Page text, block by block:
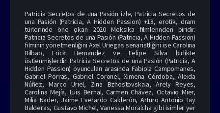
Patricia Secretos de una Pasión izle, Patricia Secretos de
una Pasión (Patricia, A Hidden Passion) +18, erotik, dram
türlerinde öne çıkan 2020 Meksika filmlerinden biridir.
Patricia Secretos de una Pasión (Patricia, A Hidden Passion)
filminin yönetmenliğini Axel Uriegas senaristliğini ise Carolina
Bilbao, Erick Hernandez ve Felipe Silva birlikte
üstlenmişlerdir. Patricia Secretos de una Pasión (Patricia, A
Hidden Passion) oyuncuları arasında Fabiola Campomanes,
Gabriel Porras, Gabriel Coronel, Ximena Córdoba, Aleida
Núñez, Marco Uriel, Zina Bzhostovskaia, Arely Reyes,
Carolina Mejía, Luis Bernal, Carmen Chávez, Octavio Mier,
Milia Nader, Jaime Everardo Calderón, Arturo Antonio Tay
Balderas, Gustavo Michel, Vanessa Moralcha gibi isimler yer